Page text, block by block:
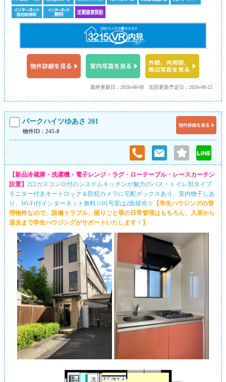
次回更新予定日：2026-08-22
最終更新日：2026-08-08
パークハイツゆあさ 201
物件ID：245-8
【新品冷蔵庫・洗濯機・電子レンジ・ラグ・ローテーブル・レースカーテン
設置】 2口ガスコンロ付のシステムキッチンが魅力のバス・トイレ別タイプ
モニター付きオートロック＆防犯カメラに宅配ボックスあり、室内物干しあ
り、Wi-Fi付インターネット無料☆01号室は2面採光☆ 【学生ハウジングの管
理物件なので、設備トラブル、困りごと等の日常管理はもちろん、入居から
退去まで学生ハウジングがサポートいたします！】